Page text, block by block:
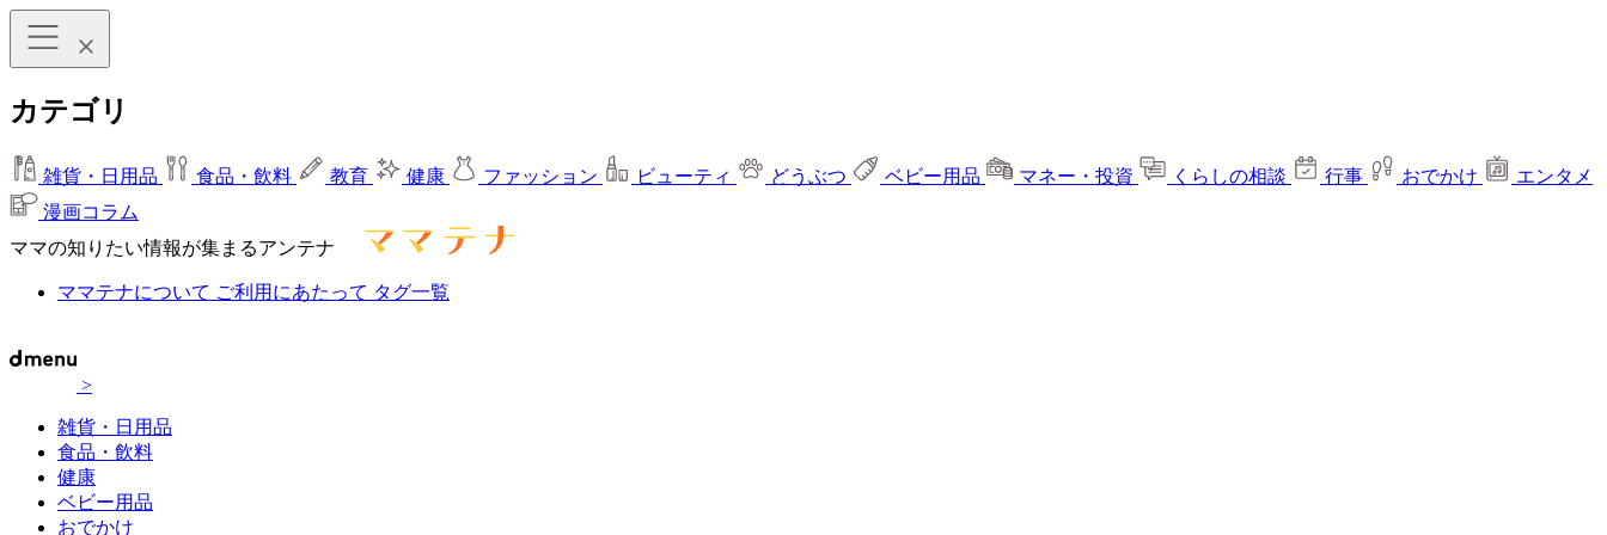
カテゴリ
雑貨・日用品 食品・飲料 教育 健康 ファッション ビューティ どうぶつ ベビー用品 マネー・投資 くらしの相談 行事 おでかけ
エンタメ
漫画コラム
ママの知りたい情報が集まるアンテナ
ママテナについて ご利用にあたって タグ一覧
>
雑貨・日用品
食品・飲料
健康
ベビー用品
おでかけ